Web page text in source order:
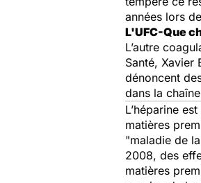
années lors
L'UFC-Que
L’autre
Santé, Xavier
dénoncent
dans la
L’héparine
matières
"maladie de
2008, des
matières